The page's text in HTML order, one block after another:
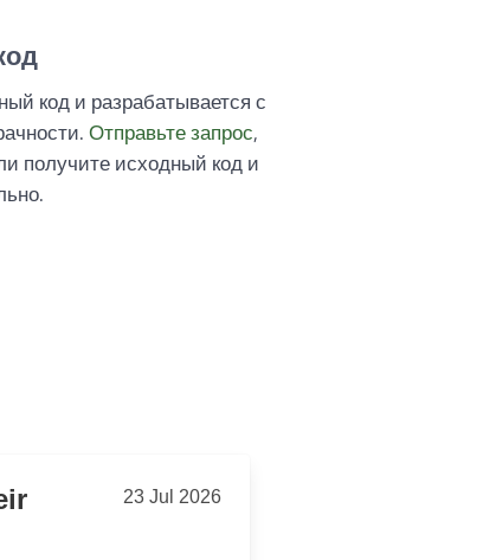
код и разрабатывается с
Отправьте запрос,
получите исходный код и